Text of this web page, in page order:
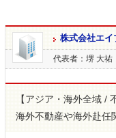
株式会社エイ
代表者：堺 大祐
【アジア・海外全域 /
海外不動産や海外赴任